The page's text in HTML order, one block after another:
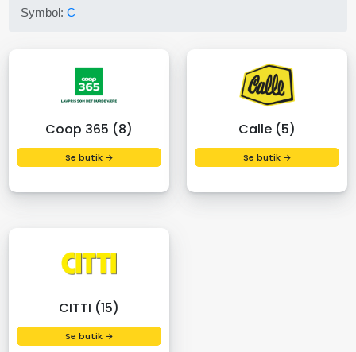
Symbol:C
Coop 365 (8)
Se butik →
Calle (5)
Se butik →
CITTI (15)
Se butik →